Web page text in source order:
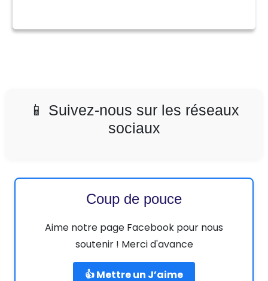
📱 Suivez-nous sur les réseaux
sociaux
Coup de pouce
Aime notre page Facebook pour nous
soutenir ! Merci d'avance
👍 Mettre un J’aime